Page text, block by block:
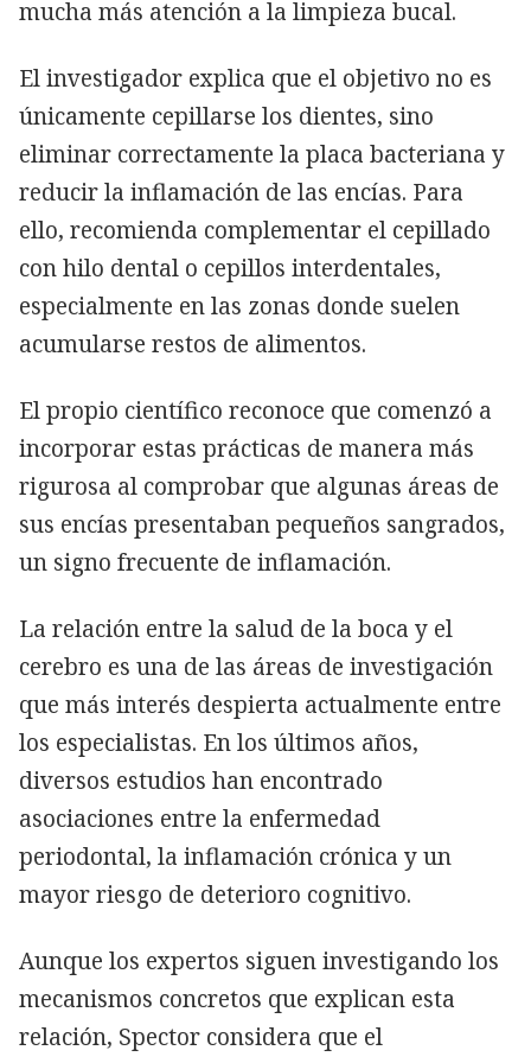
mucha más atención a la limpieza bucal.
El investigador explica que el objetivo no es
únicamente cepillarse los dientes, sino
eliminar correctamente la placa bacteriana y
reducir la inflamación de las encías. Para
ello, recomienda complementar el cepillado
con hilo dental o cepillos interdentales,
especialmente en las zonas donde suelen
acumularse restos de alimentos.
El propio científico reconoce que comenzó a
incorporar estas prácticas de manera más
rigurosa al comprobar que algunas áreas de
sus encías presentaban pequeños sangrados,
un signo frecuente de inflamación.
La relación entre la salud de la boca y el
cerebro es una de las áreas de investigación
que más interés despierta actualmente entre
los especialistas. En los últimos años,
diversos estudios han encontrado
asociaciones entre la enfermedad
periodontal, la inflamación crónica y un
mayor riesgo de deterioro cognitivo.
Aunque los expertos siguen investigando los
mecanismos concretos que explican esta
relación, Spector considera que el